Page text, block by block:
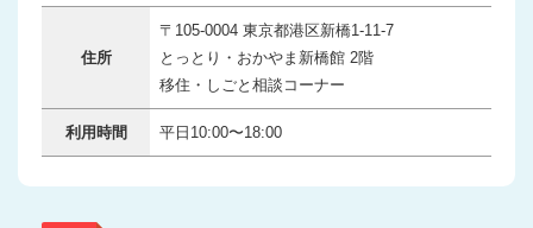
住所
〒105-0004 東京都港区新橋1-11-7
とっとり・おかやま新橋館 2階
移住・しごと相談コーナー
利用時間 平日10:00〜18:00